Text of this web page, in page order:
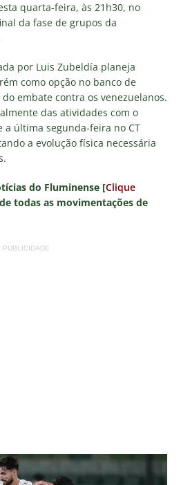
quarta-feira, às 21h30, no
da fase de grupos da
por Luis Zubeldía planeja
como opção no banco de
embate contra os venezuelanos.
das atividades com o
a última segunda-feira no CT
a evolução física necessária
do Fluminense [Clique
todas as movimentações de
PUBLICIDADE